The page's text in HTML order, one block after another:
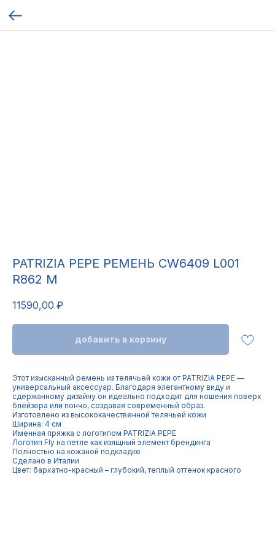
PATRIZIA PEPE РЕМЕНЬ CW6409 L001
R862 M
11590,00 ₽
добавить в корзину
Этот изысканный ремень из телячьей кожи от PATRIZIA PEPE —
универсальный аксессуар. Благодаря элегантному виду и
сдержанному дизайну он идеально подходит для ношения поверх
блейзера или пончо, создавая современный образ.
Изготовлено из высококачественной телячьей кожи
Ширина: 4 см
Именная пряжка с логотипом PATRIZIA PEPE
Логотип Fly на петле как изящный элемент брендинга
Полностью на кожаной подкладке
Сделано в Италии
Цвет: бархатно-красный – глубокий, теплый оттенок красного